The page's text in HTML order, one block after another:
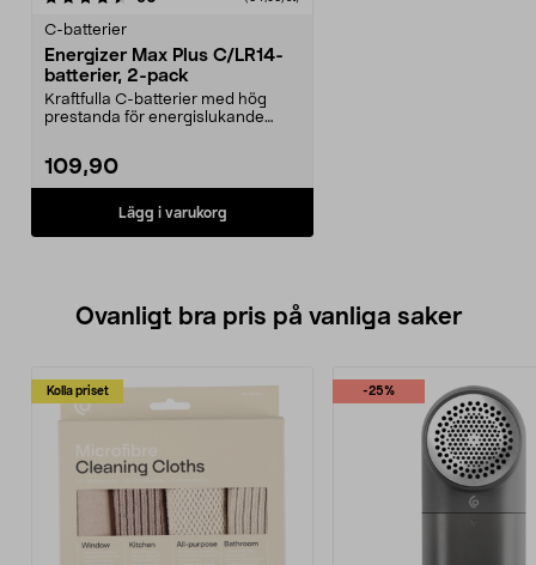
C-batterier
Energizer Max Plus C/LR14-
batterier, 2-pack
Kraftfulla C-batterier med hög
prestanda för energislukande
109,90
Lägg i varukorg
Ovanligt bra pris på vanliga saker
Kolla priset -25%